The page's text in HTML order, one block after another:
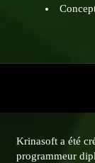
Krinasoft a été
programmeur